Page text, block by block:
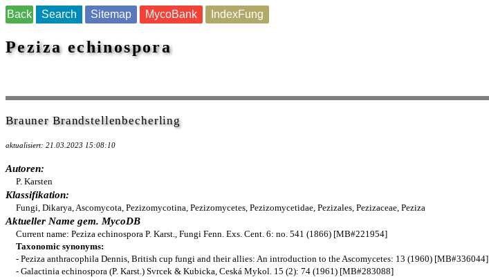
Back Search Sitemap MycoBank IndexFung
Peziza echinospora
Brauner Brandstellenbecherling
aktualisiert: 21.03.2023 15:08:10
Autoren:
P. Karsten
Klassifikation:
Fungi, Dikarya, Ascomycota, Pezizomycotina, Pezizomycetes, Pezizomycetidae, Pezizales, Pezizaceae, Peziza
Aktueller Name gem. MycoDB
Current name: Peziza echinospora P. Karst., Fungi Fenn. Exs. Cent. 6: no. 541 (1866) [MB#221954]
Taxonomic synonyms:
- Peziza anthracophila Dennis, British cup fungi and their allies: An introduction to the Ascomycetes: 13 (1960) [MB#336044]
- Galactinia echinospora (P. Karst.) Svrcek & Kubicka, Ceská Mykol. 15 (2): 74 (1961) [MB#283088]